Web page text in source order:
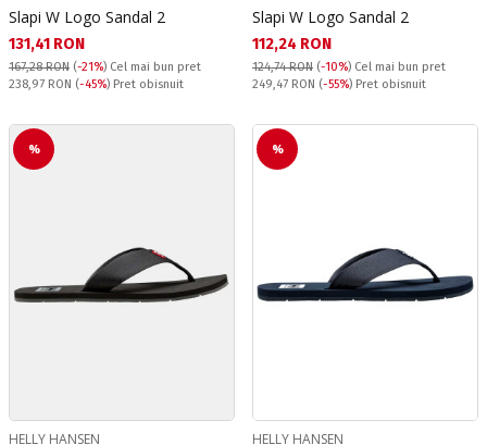
Slapi W Logo Sandal 2
Текуща цена:
131,41 RON
167,28 RON (-21%) Cel mai bun pret
Pret obisnuit:
238,97 RON (-45%) Pret obisnuit
Slapi W Logo Sandal 2
Текуща цена:
112,24 RON
124,74 RON (-10%) Cel mai bun pret
Pret obisnuit:
249,47 RON (-55%) Pret obisnuit
%
HELLY HANSEN
%
HELLY HANSEN